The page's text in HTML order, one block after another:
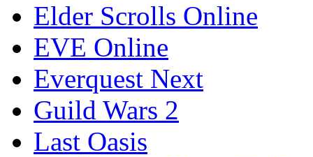
Elder Scrolls Online
EVE Online
Everquest Next
Guild Wars 2
Last Oasis